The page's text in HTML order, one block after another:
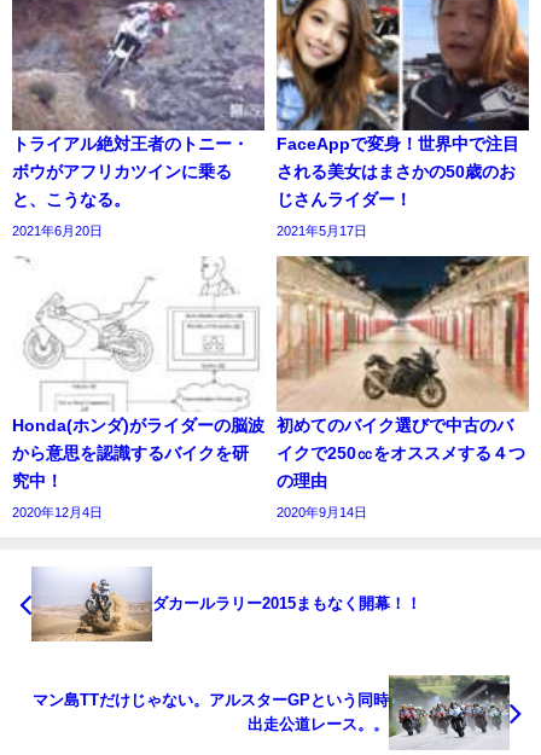
トライアル絶対王者のトニー・
ボウがアフリカツインに乗る
と、こうなる。
2021年6月20日
FaceAppで変身！世界中で注目
される美女はまさかの50歳のお
じさんライダー！
2021年5月17日
Honda(ホンダ)がライダーの脳波
から意思を認識するバイクを研
究中！
2020年12月4日
初めてのバイク選びで中古のバ
イクで250㏄をオススメする４つ
の理由
2020年9月14日
ダカールラリー2015まもなく開幕！！
マン島TTだけじゃない。アルスターGPという同時
出走公道レース。。